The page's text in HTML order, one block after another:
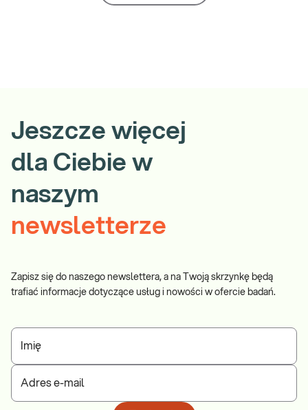
Jeszcze więcej
dla Ciebie w
naszym
newsletterze
Zapisz się do naszego newslettera, a na Twoją skrzynkę będą
trafiać informacje dotyczące usług i nowości w ofercie badań.
Imię
Adres e-mail